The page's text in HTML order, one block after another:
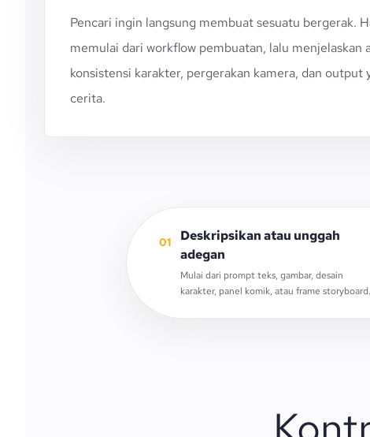
Pencari ingin langsung membuat sesuatu bergerak.
memulai dari workflow pembuatan, lalu menjelaskan
konsistensi karakter, pergerakan kamera, dan output
cerita.
01
Deskripsikan atau unggah
adegan
Mulai dari prompt teks, gambar, desain
karakter, panel komik, atau frame storyboard.